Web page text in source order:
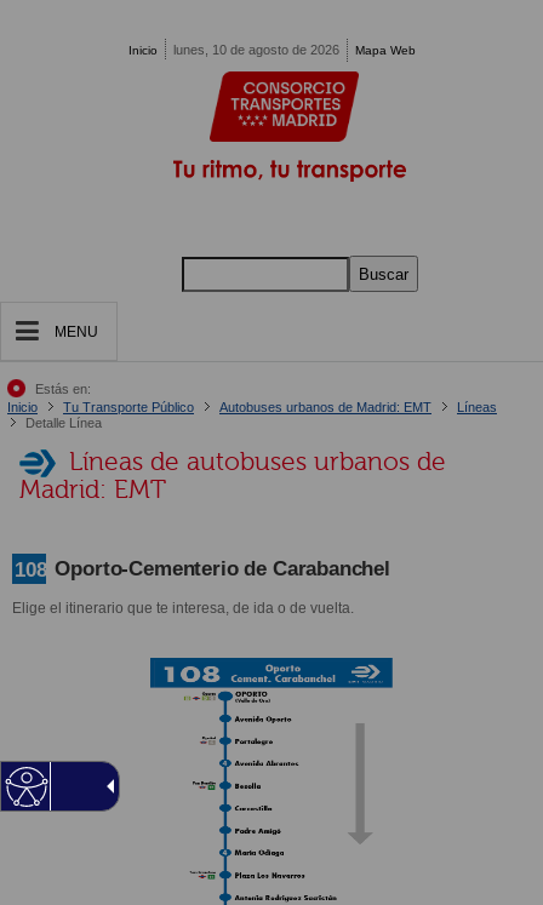
Inicio lunes, 10 de agosto de 2026 Mapa Web
Buscar
MENU
Estás en:
Inicio
Tu Transporte Público Autobuses urbanos de Madrid: EMT
Líneas
Detalle Línea
Líneas de autobuses urbanos de
Madrid: EMT
108 Oporto-Cementerio de Carabanchel
Elige el itinerario que te interesa, de ida o de vuelta.